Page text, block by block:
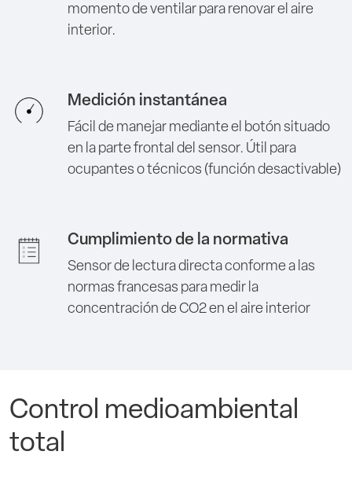
momento de ventilar para renovar el aire
interior.
Medición instantánea
Fácil de manejar mediante el botón situado
en la parte frontal del sensor. Útil para
ocupantes o técnicos (función desactivable)
Cumplimiento de la normativa
Sensor de lectura directa conforme a las
normas francesas para medir la
concentración de CO2 en el aire interior
Control medioambiental
total